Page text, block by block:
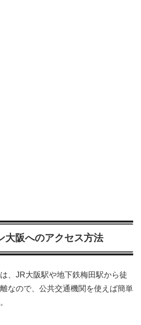
大阪へのアクセス方法
、JR大阪駅や地下鉄梅田駅から徒
なので、公共交通機関を使えば簡単